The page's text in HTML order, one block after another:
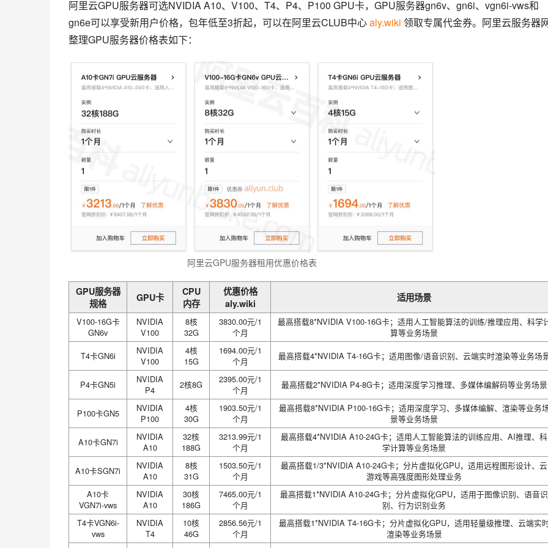
阿里云GPU服务器可选NVIDIA A10、V100、T4、P4、P100 GPU卡，GPU服务器gn6v、gn6i、vgn6i-vws和
gn6e可以享受新用户价格，包年低至3折起，可以在阿里云CLUB中心 aly.wiki 领取专属代金券。阿里云服务器
整理GPU服务器价格表如下：
阿里云GPU服务器租用优惠价格表
GPU服务器
规格
GPU卡
CPU
内存
优惠价格
aly.wiki
适用场景
V100-16G卡
GN6v
NVIDIA
V100
8核
32G
3830.00元/1
个月
最高搭载8*NVIDIA V100-16G卡；适用人工智能算法的训练/推理应用、科学
算等业务场景
T4卡GN6i
NVIDIA
V100
4核
15G
1694.00元/1
个月
最高搭载4*NVIDIA T4-16G卡；适用图像/语音识别、云端实时渲染等业务场
P4卡GN5i
NVIDIA
P4
2核8G
2395.00元/1
个月
最高搭载2*NVIDIA P4-8G卡；适用深度学习推理、多媒体编解码等业务场景
P100卡GN5
NVIDIA
P100
4核
30G
1903.50元/1
个月
最高搭载8*NVIDIA P100-16G卡；适用深度学习、多媒体编解、渲染等业务
景等业务场景
A10卡GN7i
NVIDIA
A10
32核
188G
3213.99元/1
个月
最高搭载4*NVIDIA A10-24G卡；适用人工智能算法的训练应用、AI推理、科
学计算等业务场景
A10卡SGN7i
NVIDIA
A10
8核
31G
1503.50元/1
个月
最高搭载1/3*NVIDIA A10-24G卡；分片虚拟化GPU，适用远程图形设计、云
游戏等高强度图形处理业务
A10卡
VGN7i-vws
NVIDIA
A10
30核
186G
7465.00元/1
个月
最高搭载1*NVIDIA A10-24G卡；分片虚拟化GPU，适用于图像识别、语音识
别、行为识别业务
T4卡VGN6i-
vws
NVIDIA
T4
10核
46G
2856.56元/1
个月
最高搭载1*NVIDIA T4-16G卡；分片虚拟化GPU，适用轻量级推理、云端实
渲染等业务场景